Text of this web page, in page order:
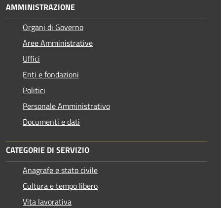
AMMINISTRAZIONE
Organi di Governo
Aree Amministrative
Uffici
Enti e fondazioni
Politici
Personale Amministrativo
Documenti e dati
CATEGORIE DI SERVIZIO
Anagrafe e stato civile
Cultura e tempo libero
Vita lavorativa